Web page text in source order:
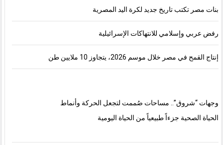
بنات مصر تكتب تاريخ جديد لكرة اليد المصرية
رفض عربي وإسلامي للانتهاكات الإسرائيلية
إنتاج القمح في مصر خلال موسم 2026، يتجاوز 10 ملايين طن
وجهات “شروق”.. مساحات صُممت لتجعل الحركة وأنماط
الحياة الصحية جزءاً طبيعياً من الحياة اليومية